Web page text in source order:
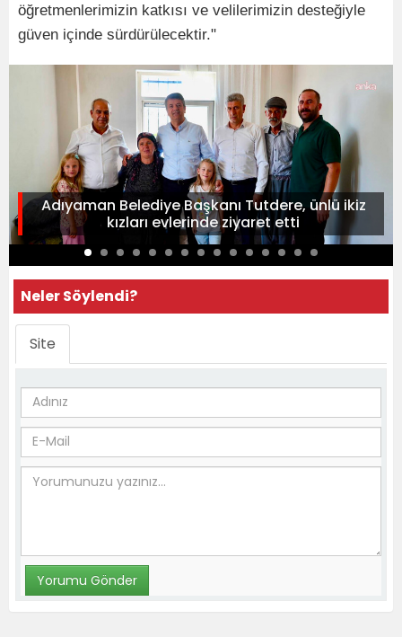
öğretmenlerimizin katkısı ve velilerimizin desteğiyle
güven içinde sürdürülecektir."
Adıyaman Belediye Başkanı Tutdere, ünlü ikiz
kızları evlerinde ziyaret etti
Neler Söylendi?
Site